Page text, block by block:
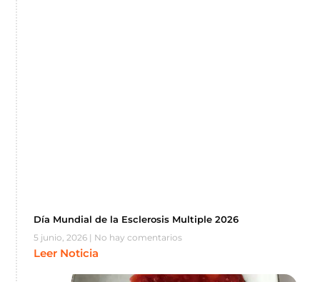
Día Mundial de la Esclerosis Multiple 2026
5 junio, 2026 No hay comentarios
Leer Noticia